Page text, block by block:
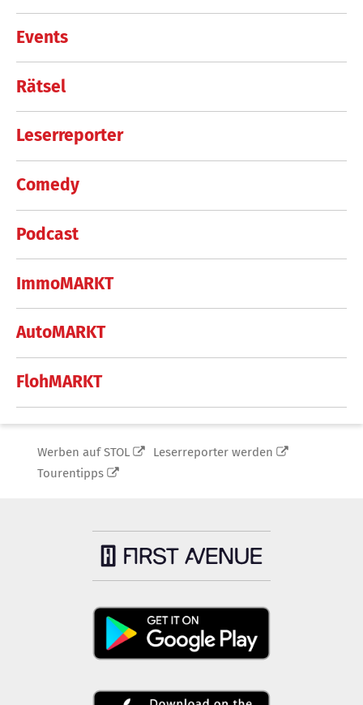
Events
Rätsel
Leserreporter
Comedy
Podcast
ImmoMARKT
AutoMARKT
FlohMARKT
Werben auf STOL
Leserreporter werden
Tourentipps